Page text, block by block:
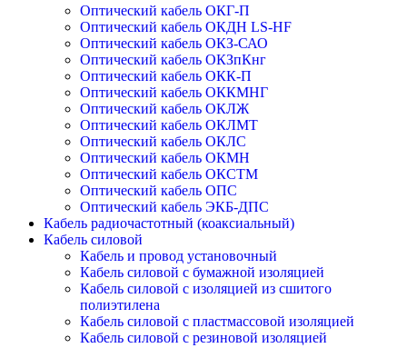
Оптический кабель ОКГ-П
Оптический кабель ОКДН LS-HF
Оптический кабель ОКЗ-САО
Оптический кабель ОКЗпКнг
Оптический кабель ОКК-П
Оптический кабель ОККМНГ
Оптический кабель ОКЛЖ
Оптический кабель ОКЛМТ
Оптический кабель ОКЛС
Оптический кабель ОКМН
Оптический кабель ОКСТМ
Оптический кабель ОПС
Оптический кабель ЭКБ-ДПС
Кабель радиочастотный (коаксиальный)
Кабель силовой
Кабель и провод установочный
Кабель силовой с бумажной изоляцией
Кабель силовой с изоляцией из сшитого
полиэтилена
Кабель силовой с пластмассовой изоляцией
Кабель силовой с резиновой изоляцией